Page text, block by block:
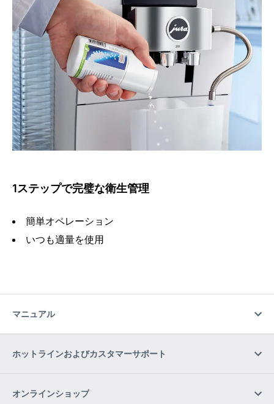
1ステップで完璧な衛生管理
簡単オペレーション
いつも適量を使用
マニュアル
ホットラインおよびカスタマーサポート
オンラインショップ